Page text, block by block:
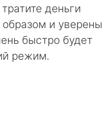
деньги
и уверены
быстро будет
режим.